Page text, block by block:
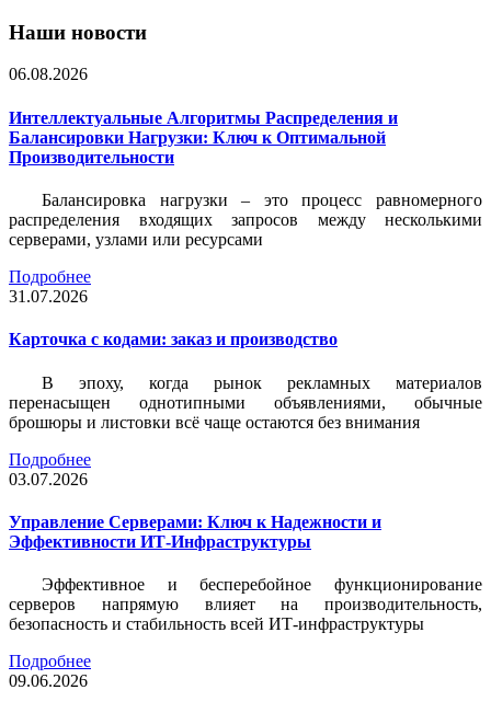
Наши новости
06.08.2026
Интеллектуальные Алгоритмы Распределения и
Балансировки Нагрузки: Ключ к Оптимальной
Производительности
Балансировка нагрузки – это процесс равномерного
распределения входящих запросов между несколькими
серверами, узлами или ресурсами
Подробнее
31.07.2026
Карточка c кодами: заказ и производство
В эпоху, когда рынок рекламных материалов
перенасыщен однотипными объявлениями, обычные
брошюры и листовки всё чаще остаются без внимания
Подробнее
03.07.2026
Управление Серверами: Ключ к Надежности и
Эффективности ИТ-Инфраструктуры
Эффективное и бесперебойное функционирование
серверов напрямую влияет на производительность,
безопасность и стабильность всей ИТ-инфраструктуры
Подробнее
09.06.2026